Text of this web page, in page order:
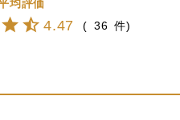
4.47 36